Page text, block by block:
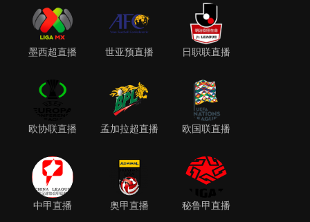
墨西超直播 世亚预直播 日职联直播
欧协联直播 孟加拉超直播 欧国联直播
中甲直播 奥甲直播 秘鲁甲直播